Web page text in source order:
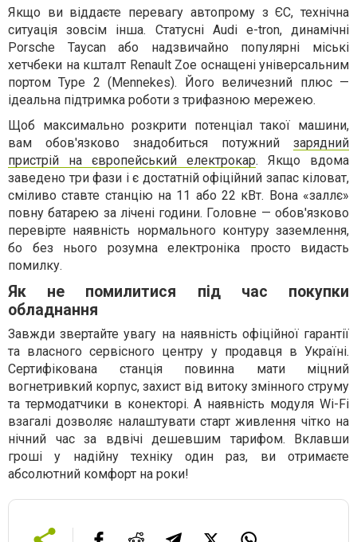
Якщо ви віддаєте перевагу автопрому з ЄС, технічна
ситуація зовсім інша. Статусні Audi e-tron, динамічні
Porsche Taycan або надзвичайно популярні міські
хетчбеки на кшталт Renault Zoe оснащені універсальним
портом Type 2 (Mennekes). Його величезний плюс —
ідеальна підтримка роботи з трифазною мережею.
Щоб максимально розкрити потенціал такої машини,
вам обов'язково знадобиться потужний зарядний
пристрій на європейський електрокар. Якщо вдома
заведено три фази і є достатній офіційний запас кіловат,
сміливо ставте станцію на 11 або 22 кВт. Вона «заллє»
повну батарею за лічені години. Головне — обов'язково
перевірте наявність нормального контуру заземлення,
бо без нього розумна електроніка просто видасть
помилку.
Як не помилитися під час покупки
обладнання
Завжди звертайте увагу на наявність офіційної гарантії
та власного сервісного центру у продавця в Україні.
Сертифікована станція повинна мати міцний
вогнетривкий корпус, захист від витоку змінного струму
та термодатчики в конекторі. А наявність модуля Wi-Fi
взагалі дозволяє налаштувати старт живлення чітко на
нічний час за вдвічі дешевшим тарифом. Вклавши
гроші у надійну техніку один раз, ви отримаєте
абсолютний комфорт на роки!